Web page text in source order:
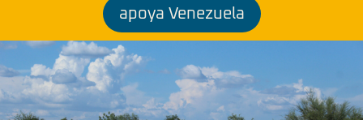
apoya Venezuela